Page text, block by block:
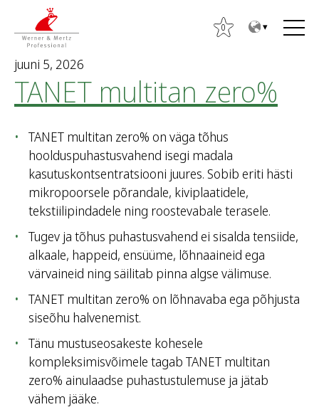
0
t
juuni 5, 2026
TANET multitan zero%
TANET multitan zero% on väga tõhus
hoolduspuhastusvahend isegi madala
kasutuskontsentratsiooni juures. Sobib eriti hästi
mikropoorsele põrandale, kiviplaatidele,
tekstiilipindadele ning roostevabale terasele.
Tugev ja tõhus puhastusvahend ei sisalda tensiide,
alkaale, happeid, ensüüme, lõhnaaineid ega
värvaineid ning säilitab pinna algse välimuse.
TANET multitan zero% on lõhnavaba ega põhjusta
siseõhu halvenemist.
Tänu mustuseosakeste kohesele
kompleksimisvõimele tagab TANET multitan
zero% ainulaadse puhastustulemuse ja jätab
vähem jääke.